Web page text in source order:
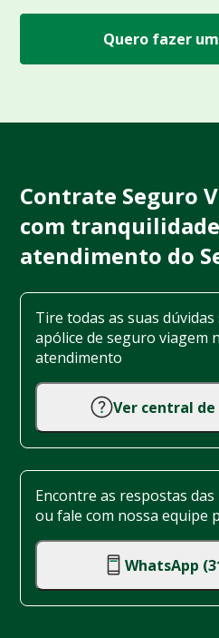
Quero fazer
Contrate Seguro
com
atendimento do
Tire todas as suas
apólice de seguro viagem
atendimento
Ver central
Encontre as respostas
ou fale com nossa equipe
WhatsApp